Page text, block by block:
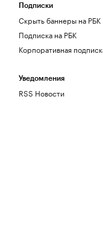
Подписки
Скрыть баннеры на РБК
Подписка на РБК
Корпоративная
Уведомления
RSS Новости